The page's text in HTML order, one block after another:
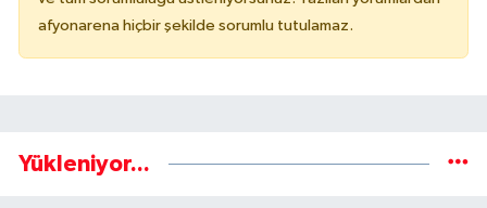
afyonarena hiçbir şekilde sorumlu tutulamaz.
Yükleniyor...